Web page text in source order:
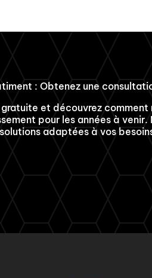
: Obtenez une
et découvrez
pour les années à venir.
adaptées à vos